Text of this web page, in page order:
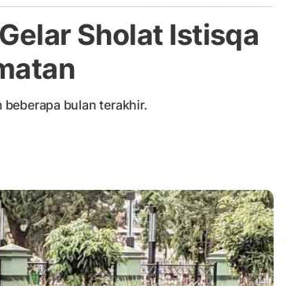
Sholat Istisqa
beberapa bulan terakhir.